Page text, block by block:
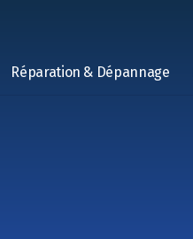
Réparation & Dépannage